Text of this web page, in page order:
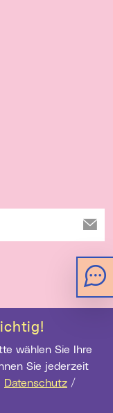
Sie jederzeit
Datenschutz /
Barrierefreiheit
Impressum